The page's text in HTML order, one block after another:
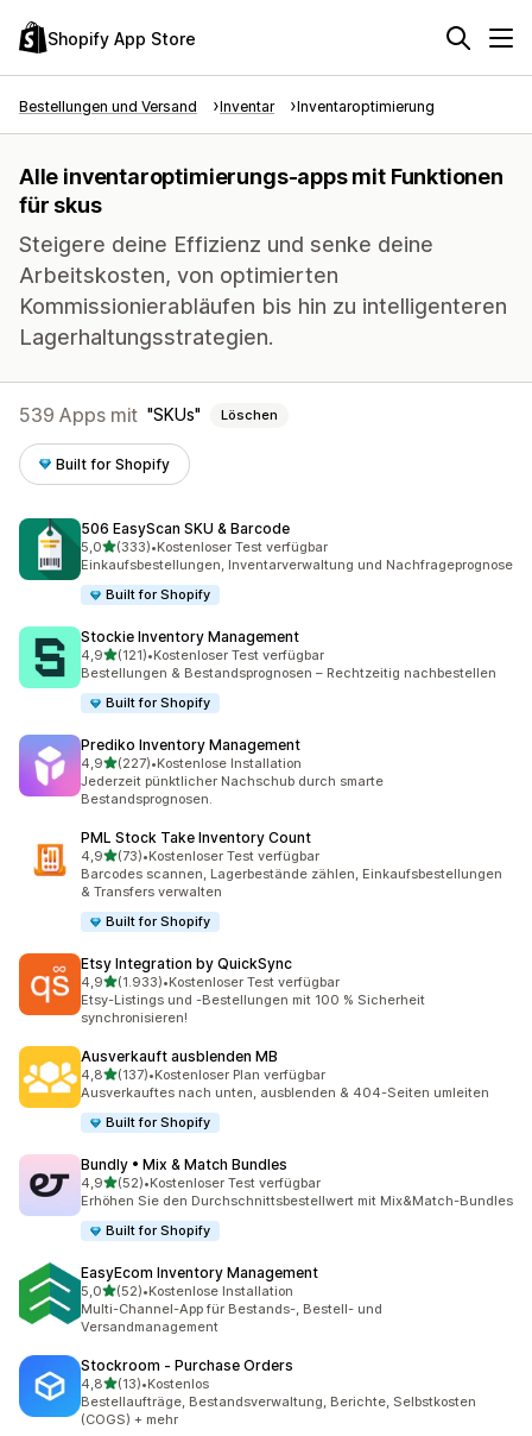
Shopify App Store
Bestellungen und Versand Inventar Inventaroptimierung
Alle inventaroptimierungs-apps mit Funktionen
für skus
Steigere deine Effizienz und senke deine
Arbeitskosten, von optimierten
Kommissionierabläufen bis hin zu intelligenteren
Lagerhaltungsstrategien.
539 Apps mit SKUs Löschen
Built for Shopify
506 EasyScan SKU & Barcode
5,0von 5 Sternen
(333)
333 Rezensionen insgesamt
•Kostenloser Test verfügbar
Einkaufsbestellungen, Inventarverwaltung und Nachfrageprognose
Built for Shopify
Stockie Inventory Management
4,9von 5 Sternen
(121)
121 Rezensionen insgesamt
•Kostenloser Test verfügbar
Bestellungen & Bestandsprognosen – Rechtzeitig nachbestellen
Built for Shopify
Prediko Inventory Management
4,9von 5 Sternen
(227)
227 Rezensionen insgesamt
•Kostenlose Installation
Jederzeit pünktlicher Nachschub durch smarte
Bestandsprognosen.
PML Stock Take Inventory Count
4,9von 5 Sternen
(73)
73 Rezensionen insgesamt
•Kostenloser Test verfügbar
Barcodes scannen, Lagerbestände zählen, Einkaufsbestellungen
& Transfers verwalten
Built for Shopify
Etsy Integration by QuickSync
4,9von 5 Sternen
(1.933)
1933 Rezensionen insgesamt
•Kostenloser Test verfügbar
Etsy-Listings und -Bestellungen mit 100 % Sicherheit
synchronisieren!
Ausverkauft ausblenden MB
4,8von 5 Sternen
(137)
137 Rezensionen insgesamt
•Kostenloser Plan verfügbar
Ausverkauftes nach unten, ausblenden & 404-Seiten umleiten
Built for Shopify
Bundly • Mix & Match Bundles
4,9von 5 Sternen
(52)
52 Rezensionen insgesamt
•Kostenloser Test verfügbar
Erhöhen Sie den Durchschnittsbestellwert mit Mix&Match-Bundles
Built for Shopify
EasyEcom Inventory Management
5,0von 5 Sternen
(52)
52 Rezensionen insgesamt
•Kostenlose Installation
Multi-Channel-App für Bestands-, Bestell- und
Versandmanagement
Stockroom ‑ Purchase Orders
4,8von 5 Sternen
(13)
13 Rezensionen insgesamt
•Kostenlos
Bestellaufträge, Bestandsverwaltung, Berichte, Selbstkosten
(COGS) + mehr